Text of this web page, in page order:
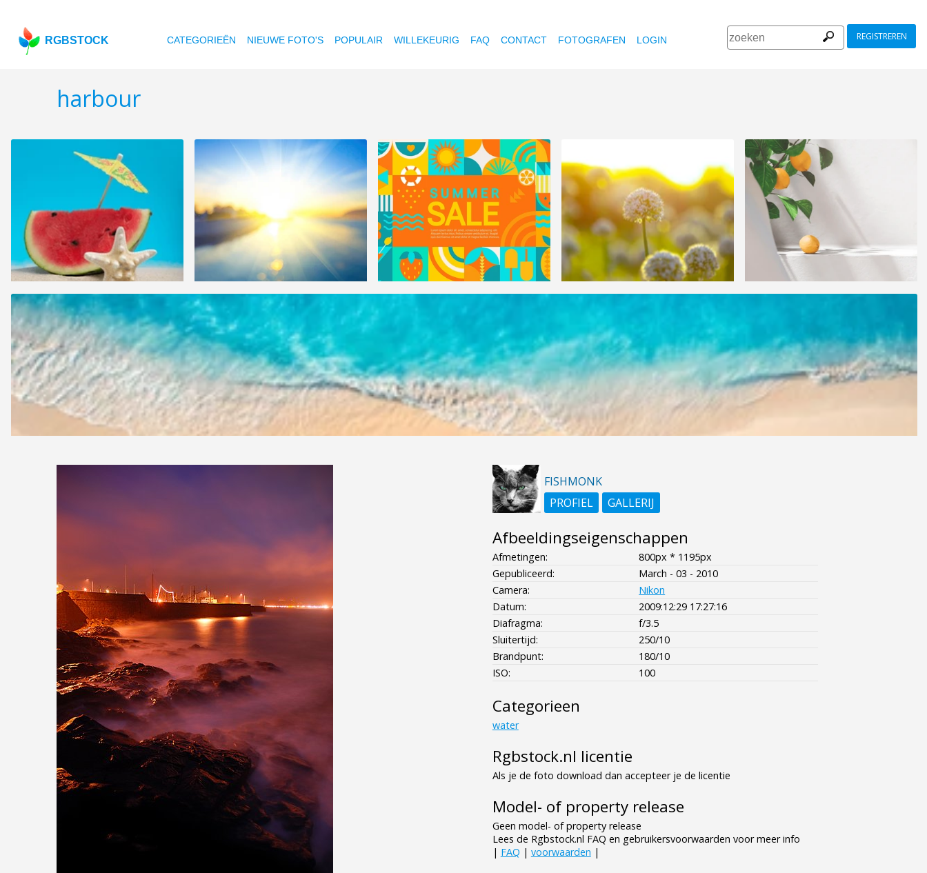
RGBSTOCK CATEGORIEËN NIEUWE FOTO'S POPULAIR WILLEKEURIG FAQ CONTACT FOTOGRAFEN LOGIN REGISTREREN
harbour
FISHMONK
PROFIEL
GALLERIJ
Afbeeldingseigenschappen
Afmetingen:
800px * 1195px
Gepubliceerd:
March - 03 - 2010
Camera:
Nikon
Datum:
2009:12:29 17:27:16
Diafragma:
f/3.5
Sluitertijd:
250/10
Brandpunt:
180/10
ISO:
100
Categorieen
water
Rgbstock.nl licentie
Als je de foto download dan accepteer je de licentie
Model- of property release
Geen model- of property release
Lees de Rgbstock.nl FAQ en gebruikersvoorwaarden voor meer info
| FAQ | voorwaarden |